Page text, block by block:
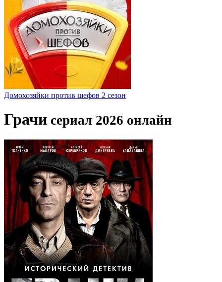
Домохозяйки против шефов 2 сезон
Грачи сериал 2026 онлайн